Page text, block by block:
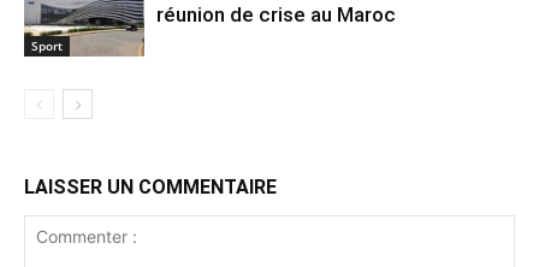
Sport
réunion de crise au Maroc
LAISSER UN COMMENTAIRE